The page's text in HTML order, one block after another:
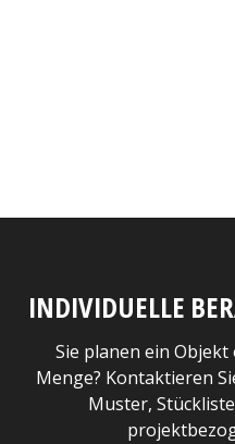
INDIVIDUELLE
Sie planen ein
Menge? Kontaktieren
Muster,